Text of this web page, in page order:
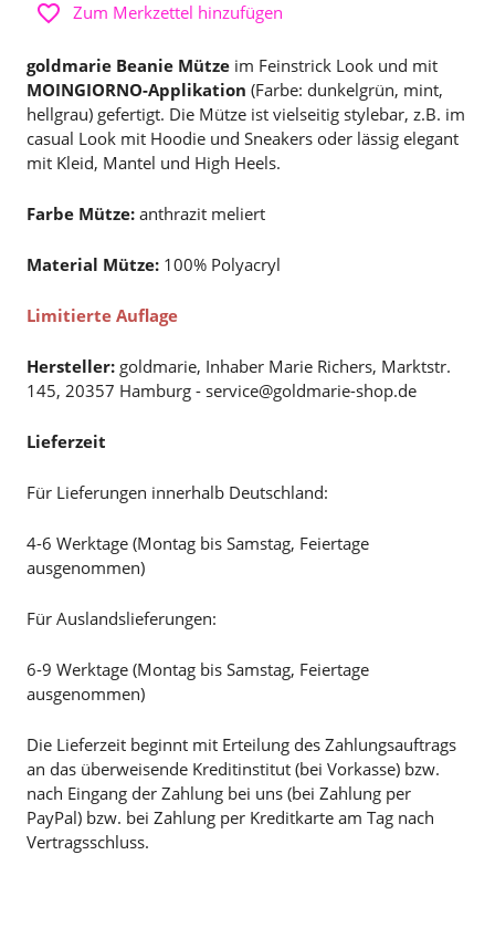
Zum Merkzettel hinzufügen
goldmarie Beanie Mütze im Feinstrick Look und mit
MOINGIORNO-Applikation (Farbe: dunkelgrün, mint,
hellgrau) gefertigt. Die Mütze ist vielseitig stylebar, z.B. im
casual Look mit Hoodie und Sneakers oder lässig elegant
mit Kleid, Mantel und High Heels.
Farbe Mütze: anthrazit meliert
Material Mütze: 100% Polyacryl
Limitierte Auflage
Hersteller: goldmarie, Inhaber Marie Richers, Marktstr.
145, 20357 Hamburg - service@goldmarie-shop.de
Lieferzeit
Für Lieferungen innerhalb Deutschland:
4-6 Werktage (Montag bis Samstag, Feiertage
ausgenommen)
Für Auslandslieferungen:
6-9 Werktage (Montag bis Samstag, Feiertage
ausgenommen)
Die Lieferzeit beginnt mit Erteilung des Zahlungsauftrags
an das überweisende Kreditinstitut (bei Vorkasse) bzw.
nach Eingang der Zahlung bei uns (bei Zahlung per
PayPal) bzw. bei Zahlung per Kreditkarte am Tag nach
Vertragsschluss.